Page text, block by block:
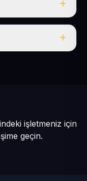
dahil.
işletmeniz için
geçin.